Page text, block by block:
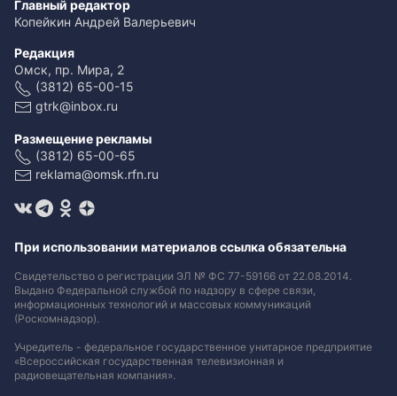
Главный редактор
Копейкин Андрей Валерьевич
Редакция
Омск, пр. Мира, 2
(3812) 65-00-15
gtrk@inbox.ru
Размещение рекламы
(3812) 65-00-65
reklama@omsk.rfn.ru
При использовании материалов ссылка обязательна
Свидетельство о регистрации ЭЛ № ФС 77-59166 от 22.08.2014.
Выдано Федеральной службой по надзору в сфере связи,
информационных технологий и массовых коммуникаций
(Роскомнадзор).
Учредитель - федеральное государственное унитарное предприятие
«Всероссийская государственная телевизионная и
радиовещательная компания».